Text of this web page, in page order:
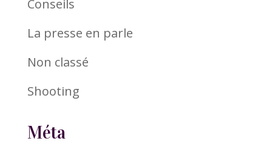
Conseils
La presse en parle
Non classé
Shooting
Méta